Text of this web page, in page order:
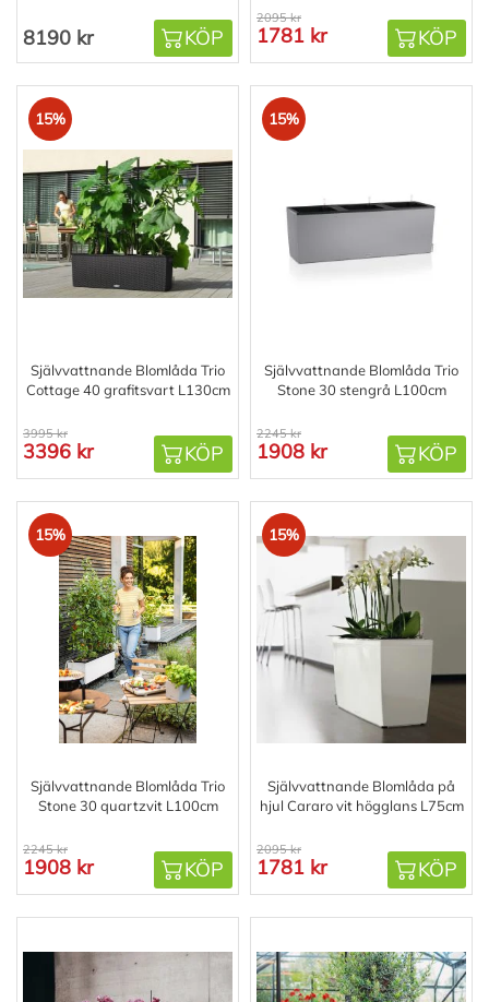
8190 kr KÖP
2095 kr
1781 kr KÖP
15%
Självvattnande Blomlåda Trio
Cottage 40 grafitsvart L130cm
3995 kr
3396 kr KÖP
15%
Självvattnande Blomlåda Trio
Stone 30 stengrå L100cm
2245 kr
1908 kr KÖP
15%
Självvattnande Blomlåda Trio
Stone 30 quartzvit L100cm
2245 kr
1908 kr KÖP
15%
Självvattnande Blomlåda på
hjul Cararo vit högglans L75cm
2095 kr
1781 kr KÖP